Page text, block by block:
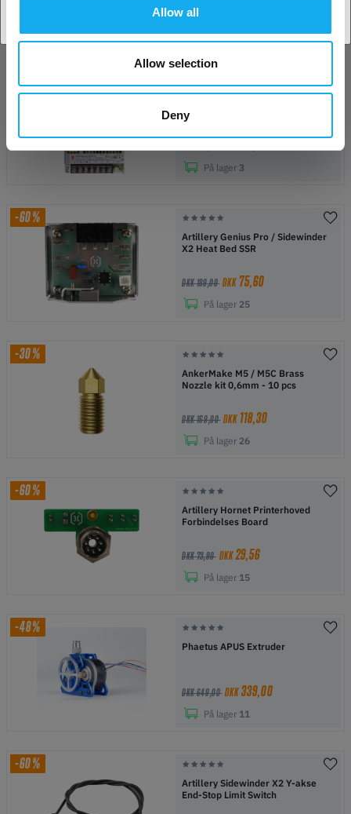
Allow all
Allow selection
Deny
DKK 99,00
På lager6
-30%
150FGD-24
119,00
På lager 3
-60%
Artillery Genius Pro / Sidewinder
X2 Heat Bed SSR
DKK 189,00 DKK 75,60
På lager 25
-30%
AnkerMake M5 / M5C Brass
Nozzle kit 0,6mm - 10 pcs
DKK 169,00 DKK 118,30
På lager 26
-60%
Artillery Hornet Printerhoved
Forbindelses Board
DKK 73,90 DKK29,56
På lager 15
-48%
Phaetus APUS Extruder
DKK 649,00 DKK339,00
På lager 11
-60%
Artillery Sidewinder X2 Y-akse
End-Stop Limit Switch